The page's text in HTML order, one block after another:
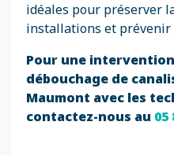
idéales pour préserver
installations et
Pour une
débouchage de
Maumont avec les
contactez-nous au 05